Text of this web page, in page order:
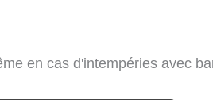
en cas d'intempéries avec